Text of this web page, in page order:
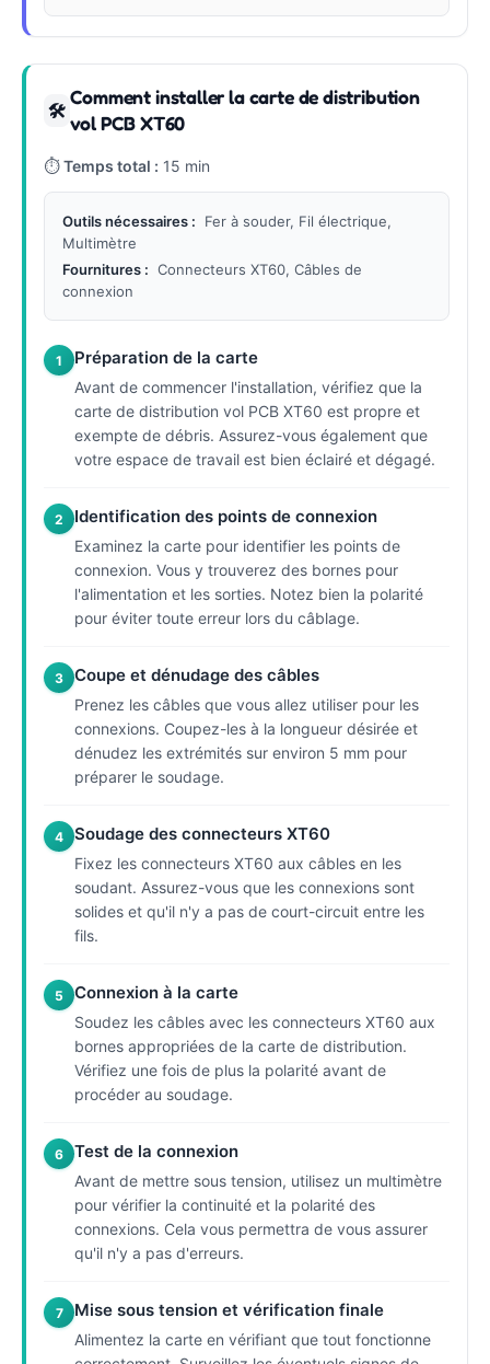
🛠
Comment installer la carte de distribution
vol PCB XT60
⏱Temps total : 15 min
Outils nécessaires :
Fer à souder, Fil électrique,
Multimètre
Fournitures : Connecteurs XT60, Câbles de
connexion
1 Préparation de la carte
Avant de commencer l'installation, vérifiez que la
carte de distribution vol PCB XT60 est propre et
exempte de débris. Assurez-vous également que
votre espace de travail est bien éclairé et dégagé.
2 Identification des points de connexion
Examinez la carte pour identifier les points de
connexion. Vous y trouverez des bornes pour
l'alimentation et les sorties. Notez bien la polarité
pour éviter toute erreur lors du câblage.
3 Coupe et dénudage des câbles
Prenez les câbles que vous allez utiliser pour les
connexions. Coupez-les à la longueur désirée et
dénudez les extrémités sur environ 5 mm pour
préparer le soudage.
4 Soudage des connecteurs XT60
Fixez les connecteurs XT60 aux câbles en les
soudant. Assurez-vous que les connexions sont
solides et qu'il n'y a pas de court-circuit entre les
fils.
5 Connexion à la carte
Soudez les câbles avec les connecteurs XT60 aux
bornes appropriées de la carte de distribution.
Vérifiez une fois de plus la polarité avant de
procéder au soudage.
6 Test de la connexion
Avant de mettre sous tension, utilisez un multimètre
pour vérifier la continuité et la polarité des
connexions. Cela vous permettra de vous assurer
qu'il n'y a pas d'erreurs.
7 Mise sous tension et vérification finale
Alimentez la carte en vérifiant que tout fonctionne